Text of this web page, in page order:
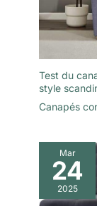
Test du
style
Canapés
Mar
24
2025